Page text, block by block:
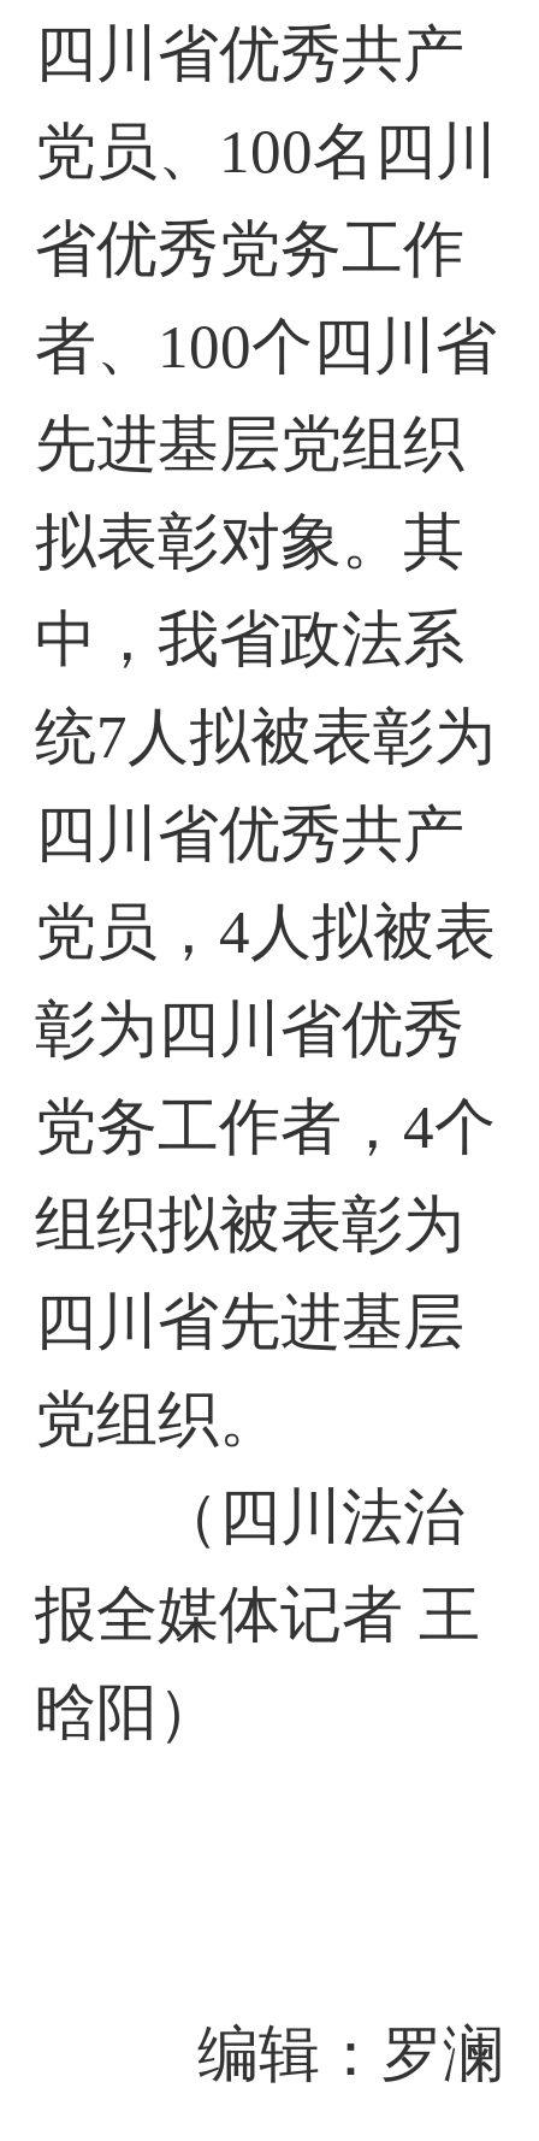
四川省优秀共产
党员、100名四川
省优秀党务工作
者、100个四川省
先进基层党组织
拟表彰对象。其
中，我省政法系
统7人拟被表彰为
四川省优秀共产
党员，4人拟被表
彰为四川省优秀
党务工作者，4个
组织拟被表彰为
四川省先进基层
党组织。
（四川法治
报全媒体记者 王
晗阳）
编辑：罗澜